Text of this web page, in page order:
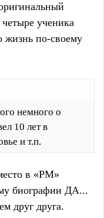
ученика
жизнь по-своему
немного о
10 лет в
и т.п.
в «РМ»
биографии ДА...
друг друга.